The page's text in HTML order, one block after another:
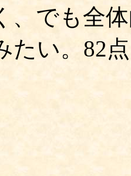
、でも全
たい。82